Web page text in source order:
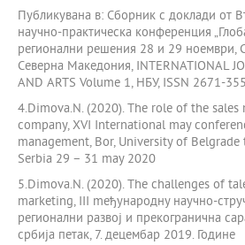
Публикувана в: Сборник с доклади от
научно-практическа конференция
регионални решения 28 и 29 ноември,
Северна Македония, INTERNATIONAL
AND ARTS Volume 1, НБУ, ISSN 2671-
4.Dimova.N. (2020). The role of the
company, XVI International may
management, Bor, University of
Serbia 29 – 31 may 2020
5.Dimova.N. (2020). The challenges of
marketing, III mеђународну научно-
регионални развој и прекогранична
србија петак, 7. децембар 2019. Године